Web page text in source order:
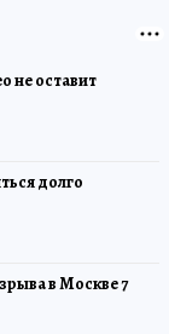
не оставит
долго
в Москве 7